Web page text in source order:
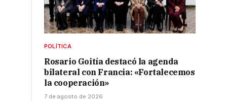
POLÍTICA
Rosario Goitía destacó la agenda
bilateral con Francia: «Fortalecemos
la cooperación»
7 de agosto de 2026